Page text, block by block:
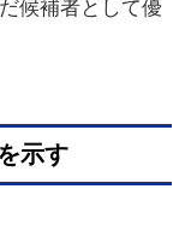
候補者として優
示す